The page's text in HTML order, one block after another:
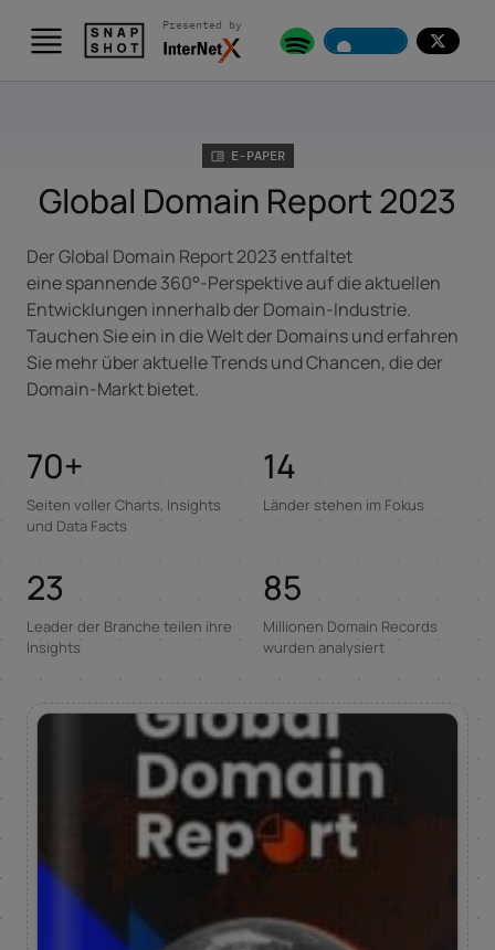
Presented by
E-PAPER
Global Domain Report 2023
Der Global Domain Report 2023 entfaltet
eine spannende 360°-Perspektive auf die aktuellen
Entwicklungen innerhalb der Domain-Industrie.
Tauchen Sie ein in die Welt der Domains und erfahren
Sie mehr über aktuelle Trends und Chancen, die der
Domain-Markt bietet.
70+
Seiten voller Charts, Insights
und Data Facts
14
Länder stehen im Fokus
23
Leader der Branche teilen ihre
Insights
85
Millionen Domain Records
wurden analysiert